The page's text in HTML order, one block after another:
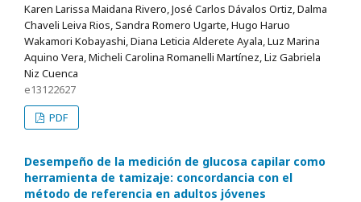
Karen Larissa Maidana Rivero, José Carlos Dávalos Ortiz, Dalma
Chaveli Leiva Rios, Sandra Romero Ugarte, Hugo Haruo
Wakamori Kobayashi, Diana Leticia Alderete Ayala, Luz Marina
Aquino Vera, Micheli Carolina Romanelli Martínez, Liz Gabriela
Niz Cuenca
e13122627
PDF
Desempeño de la medición de glucosa capilar como
herramienta de tamizaje: concordancia con el
método de referencia en adultos jóvenes